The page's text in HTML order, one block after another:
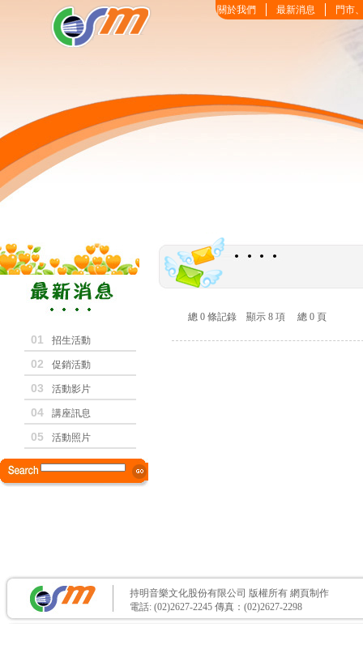
關於我們 最新消息 門市
01 招生活動
02 促銷活動
03 活動影片
04 講座訊息
05 活動照片
總 0 條記錄 顯示 8 項 總 0 頁
持明音樂文化股份有限公司 版權所有 網頁制作
電話: (02)2627-2245 傳真：(02)2627-2298